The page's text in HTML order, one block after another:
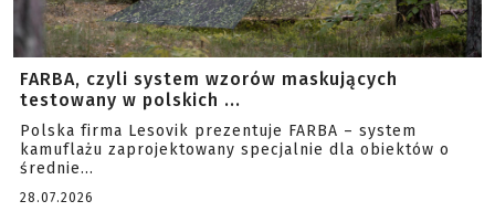
FARBA, czyli system wzorów maskujących
testowany w polskich ...
Polska firma Lesovik prezentuje FARBA – system
kamuflażu zaprojektowany specjalnie dla obiektów o
średnie...
28.07.2026